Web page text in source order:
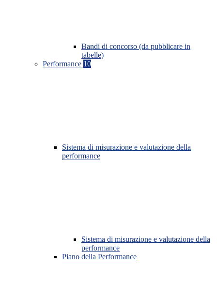
Bandi di concorso (da pubblicare in
tabelle)
Performance 10
Sistema di misurazione e valutazione della
performance
Sistema di misurazione e valutazione della
performance
Piano della Performance